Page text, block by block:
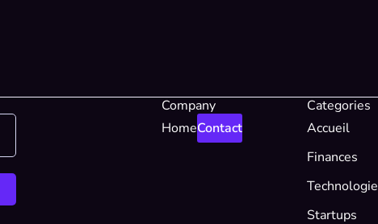
Company
HomeContact
Categories
Accueil
Finances
Technologie
Startups